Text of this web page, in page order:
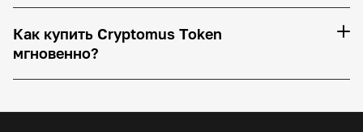
Как купить Cryptomus Token
мгновенно?